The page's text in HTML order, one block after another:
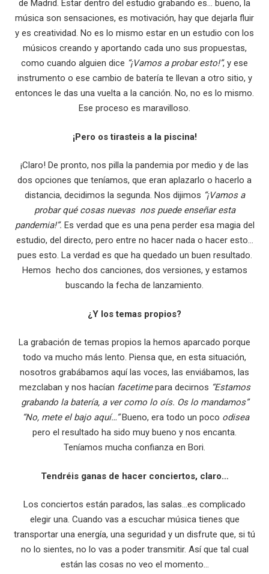
de Madrid. Estar dentro del estudio grabando es… bueno, la
música son sensaciones, es motivación, hay que dejarla fluir
y es creatividad. No es lo mismo estar en un estudio con los
músicos creando y aportando cada uno sus propuestas,
como cuando alguien dice “¡Vamos a probar esto!”, y ese
instrumento o ese cambio de batería te llevan a otro sitio, y
entonces le das una vuelta a la canción. No, no es lo mismo.
Ese proceso es maravilloso.
¡Pero os tirasteis a la piscina!
¡Claro! De pronto, nos pilla la pandemia por medio y de las
dos opciones que teníamos, que eran aplazarlo o hacerlo a
distancia, decidimos la segunda. Nos dijimos “¡Vamos a
probar qué cosas nuevas nos puede enseñar esta
pandemia!”. Es verdad que es una pena perder esa magia del
estudio, del directo, pero entre no hacer nada o hacer esto…
pues esto. La verdad es que ha quedado un buen resultado.
Hemos hecho dos canciones, dos versiones, y estamos
buscando la fecha de lanzamiento.
¿Y los temas propios?
La grabación de temas propios la hemos aparcado porque
todo va mucho más lento. Piensa que, en esta situación,
nosotros grabábamos aquí las voces, las enviábamos, las
mezclaban y nos hacían facetimepara decirnos “Estamos
grabando la batería, a ver como lo oís. Os lo mandamos”
“No, mete el bajo aquí…”Bueno, era todo un poco odisea
pero el resultado ha sido muy bueno y nos encanta.
Teníamos mucha confianza en Bori.
Tendréis ganas de hacer conciertos, claro…
Los conciertos están parados, las salas…es complicado
elegir una. Cuando vas a escuchar música tienes que
transportar una energía, una seguridad y un disfrute que, si tú
no lo sientes, no lo vas a poder transmitir. Así que tal cual
están las cosas no veo el momento…